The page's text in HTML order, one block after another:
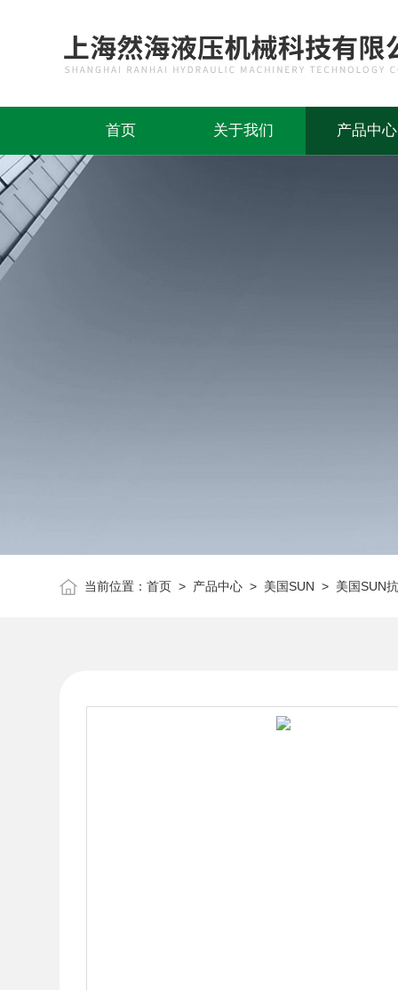
首页 关于我们 产品中心
当前位置：首页 > 产品中心 > 美国SUN > 美国SUN